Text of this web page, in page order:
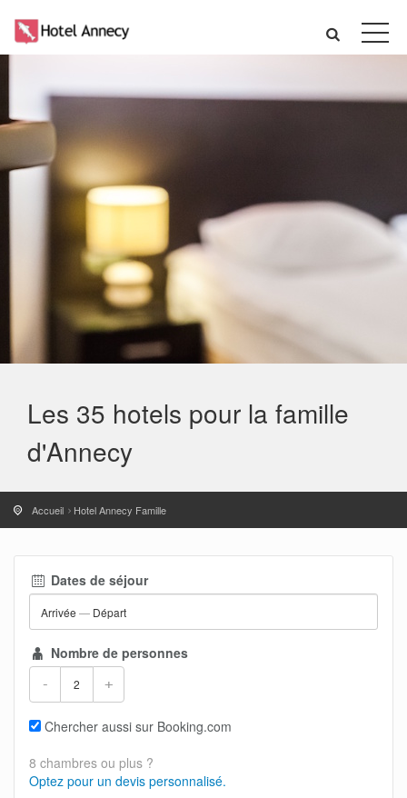
Les 35 hotels pour la famille
d'Annecy
Accueil Hotel Annecy Famille
Dates de séjour
Arrivée — Départ
Nombre de personnes
- +
Chercher aussi sur Booking.com
8 chambres ou plus ?
Optez pour un devis personnalisé.